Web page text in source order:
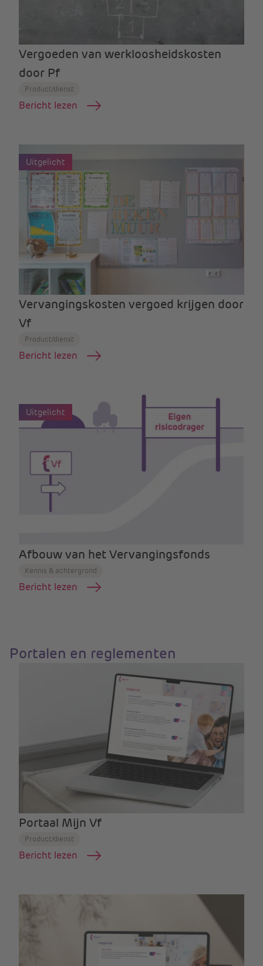
Vergoeden van werkloosheidskosten
door Pf
Product/dienst
Bericht lezen
Uitgelicht
Vervangingskosten vergoed krijgen door
Vf
Product/dienst
Bericht lezen
Uitgelicht
Afbouw van het Vervangingsfonds
Kennis & achtergrond
Bericht lezen
Portalen en reglementen
Portaal Mijn Vf
Product/dienst
Bericht lezen